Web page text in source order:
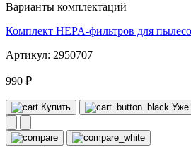
Варианты комплектаций
Комплект HEPA-фильтров для
Артикул: 2950707
990 ₽
Купить Уже